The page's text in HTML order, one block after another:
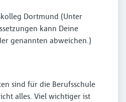
Dortmund (Unter
kann Deine
genannten abweichen.)
sind für die Berufsschule
alles. Viel wichtiger ist